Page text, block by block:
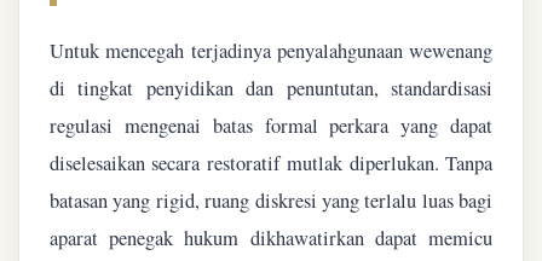
Untuk mencegah terjadinya penyalahgunaan wewenang
di tingkat penyidikan dan penuntutan, standardisasi
regulasi mengenai batas formal perkara yang dapat
diselesaikan secara restoratif mutlak diperlukan. Tanpa
batasan yang rigid, ruang diskresi yang terlalu luas bagi
aparat penegak hukum dikhawatirkan dapat memicu